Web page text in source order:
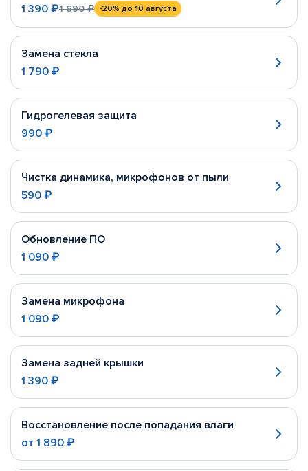
1 390 ₽1 690 ₽ -20% до 10 августа
Замена стекла
1 790 ₽
Гидрогелевая защита
990 ₽
Чистка динамика, микрофонов от пыли
590 ₽
Обновление ПО
1 090 ₽
Замена микрофона
1 090 ₽
Замена задней крышки
1 390 ₽
Восстановление после попадания влаги
от 1 890 ₽